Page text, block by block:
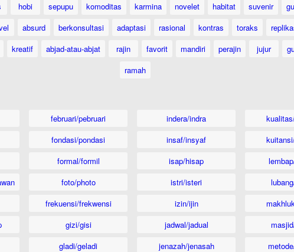
hobi sepupu komoditas karmina novelet habitat suvenir
absurd berkonsultasi adaptasi rasional kontras toraks
kreatif abjad-atau-abjat rajin favorit mandiri perajin jujur
ramah
februari/pebruari
fondasi/pondasi
formal/formil
foto/photo
frekuensi/frekwensi
gizi/gisi
gladi/geladi
indera/indra
insaf/insyaf
isap/hisap
istri/isteri
izin/ijin
jadwal/jadual
jenazah/jenasah